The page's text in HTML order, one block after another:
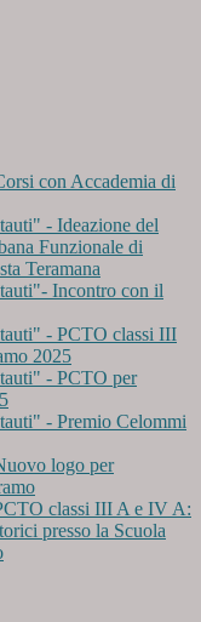
con Accademia di
- Ideazione del
Funzionale di
Teramana
Incontro con il
- PCTO classi III
2025
- PCTO per
- Premio Celommi
logo per
classi III A e IV A:
presso la Scuola